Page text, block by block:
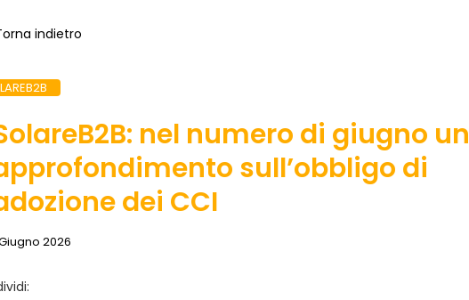
indietro
nel numero di giugno un
sull’obbligo di
dei CCI
2026